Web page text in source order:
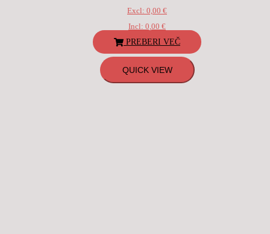
Excl: 0,00 €
Incl: 0,00 €
PREBERI VEČ
QUICK VIEW